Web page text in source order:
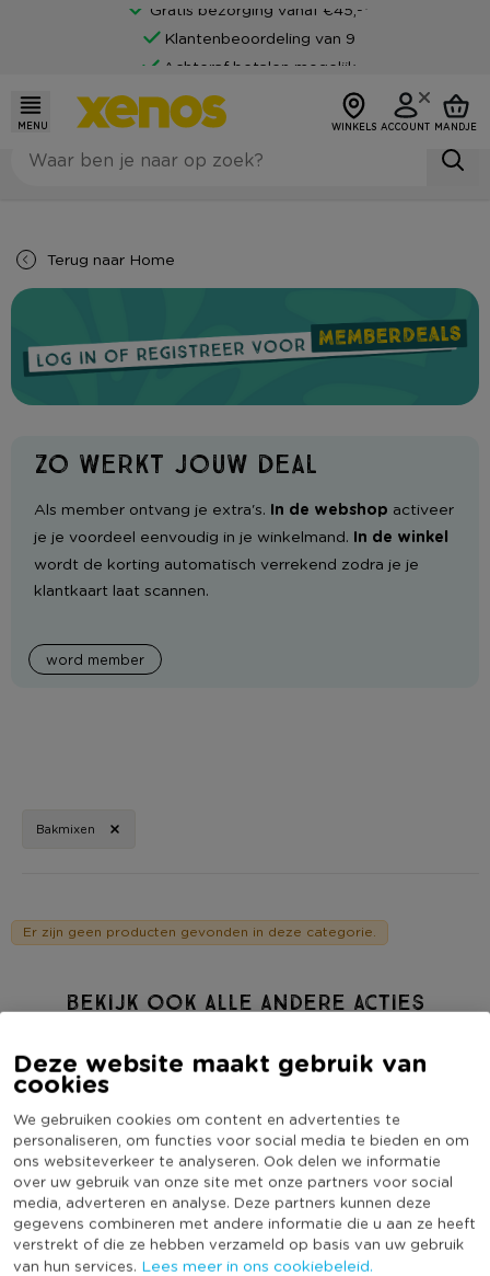
Deze website maakt gebruik van
cookies
We gebruiken cookies om content en advertenties te
personaliseren, om functies voor social media te bieden en om
ons websiteverkeer te analyseren. Ook delen we informatie
over uw gebruik van onze site met onze partners voor social
media, adverteren en analyse. Deze partners kunnen deze
gegevens combineren met andere informatie die u aan ze heeft
verstrekt of die ze hebben verzameld op basis van uw gebruik
van hun services. Lees meer in ons cookiebeleid.
Gratis bezorging vanaf €45,-*
Klantenbeoordeling van 9
Achteraf betalen mogelijk
MENU WINKELS ACCOUNT MANDJE
Terug naar Home
Zo werkt jouw deal
Als member ontvang je extra's. In de webshop activeer
je je voordeel eenvoudig in je winkelmand. In de winkel
wordt de korting automatisch verrekend zodra je je
klantkaart laat scannen.
word member
Bakmixen
Er zijn geen producten gevonden in deze categorie.
Bekijk ook alle andere acties